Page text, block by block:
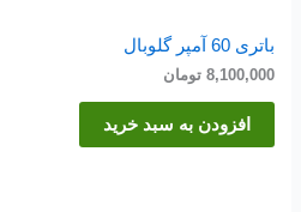
باتری 60 آمپر گلوبال
8,100,000 تومان
افزودن به سبد خرید